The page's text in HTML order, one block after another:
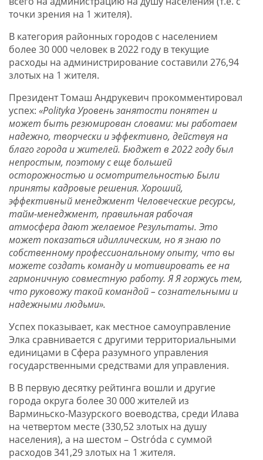
точки зрения на 1 жителя).
В категория районных городов с населением
более 30 000 человек в 2022 году в текущие
расходы на администрирование составили 276,94
злотых на 1 жителя.
Президент Томаш Андрукевич прокомментировал
успех: «Polityka Уровень занятости понятен и
может быть резюмирован словами: мы работаем
надежно, творчески и эффективно, действуя на
благо города и жителей. Бюджет в 2022 году был
непростым, поэтому с еще большей
осторожностью и осмотрительностью Были
приняты кадровые решения. Хороший,
эффективный менеджмент Человеческие ресурсы,
тайм-менеджмент, правильная рабочая
атмосфера дают желаемое Результаты. Это
может показаться идиллическим, но я знаю по
собственному профессиональному опыту, что вы
можете создать команду и мотивировать ее на
гармоничную совместную работу. Я Я горжусь тем,
что руковожу такой командой – сознательными и
надежными людьми».
Успех показывает, как местное самоуправление
Элка сравнивается с другими территориальными
единицами в Сфера разумного управления
государственными средствами для управления.
В В первую десятку рейтинга вошли и другие
города округа более 30 000 жителей из
Варминьско-Мазурского воеводства, среди Илава
на четвертом месте (330,52 злотых на душу
населения), а на шестом – Ostróda с суммой
расходов 341,29 злотых на 1 жителя.